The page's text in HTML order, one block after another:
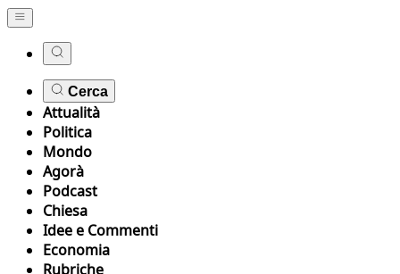
Cerca
Attualità
Politica
Mondo
Agorà
Podcast
Chiesa
Idee e Commenti
Economia
Rubriche